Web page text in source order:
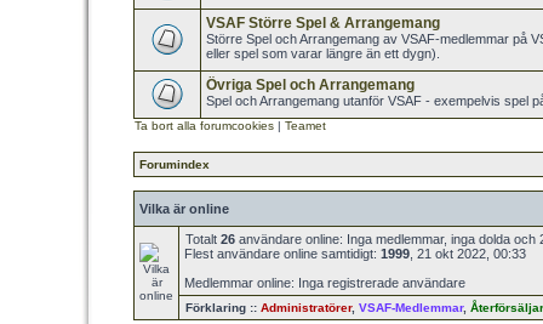
VSAF Större Spel & Arrangemang
Större Spel och Arrangemang av VSAF-medlemmar på
eller spel som varar längre än ett dygn).
Övriga Spel och Arrangemang
Spel och Arrangemang utanför VSAF - exempelvis spel
Ta bort alla forumcookies | Teamet
Forumindex
Vilka är online
Totalt 26 användare online: Inga medlemmar, inga dolda
Flest användare online samtidigt: 1999 , 21 okt 2022, 00:33
Medlemmar online: Inga registrerade användare
Förklaring :: Administratörer, VSAF-Medlemmar,